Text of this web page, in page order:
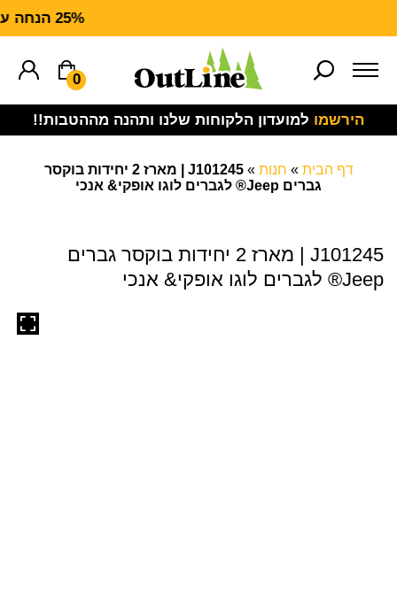
25% הנחה על ציוד מנדף CARHARTT FORCE
0
הירשמו למועדון הלקוחות שלנו ותהנה מההטבות!!
דף הבית » חנות »
J101245 | מארז 2 יחידות בוקסר
גברים Jeep® לגברים לוגו אופקי& אנכי
J101245 | מארז 2 יחידות בוקסר גברים
Jeep® לגברים לוגו אופקי& אנכי